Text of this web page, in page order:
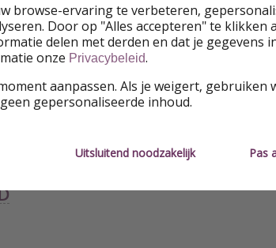
browse-ervaring te verbeteren,
Door op "Alles accepteren" te klikken
delen met derden en dat je gegevens
onze Privacybeleid.
aanpassen. Als je weigert, gebruiken
gepersonaliseerde inhoud.
Uitsluitend noodzakelijk Pas